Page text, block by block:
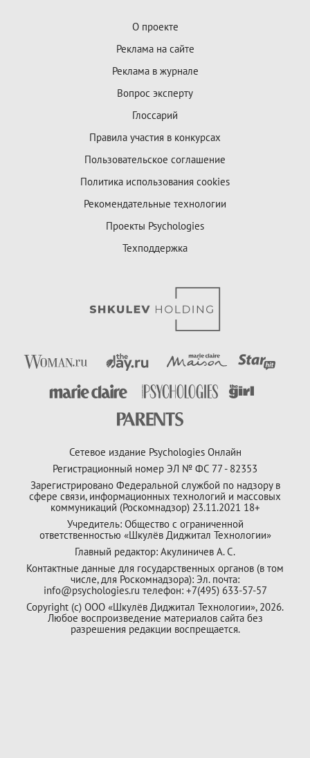
О проекте
Реклама на сайте
Реклама в журнале
Вопрос эксперту
Глоссарий
Правила участия в конкурсах
Пользовательское соглашение
Политика использования cookies
Рекомендательные технологии
Проекты Psychologies
Техподдержка
Сетевое издание Psychologies Онлайн
Регистрационный номер ЭЛ № ФС 77 - 82353
Зарегистрировано Федеральной службой по надзору в
сфере связи, информационных технологий и массовых
коммуникаций (Роскомнадзор) 23.11.2021 18+
Учредитель: Общество с ограниченной
ответственностью «Шкулёв Диджитал Технологии»
Главный редактор: Акулиничев А. С.
Контактные данные для государственных органов (в том
числе, для Роскомнадзора): Эл. почта:
info@psychologies.ru телефон: +7(495) 633-57-57
Copyright (с) ООО «Шкулёв Диджитал Технологии», 2026.
Любое воспроизведение материалов сайта без
разрешения редакции воспрещается.